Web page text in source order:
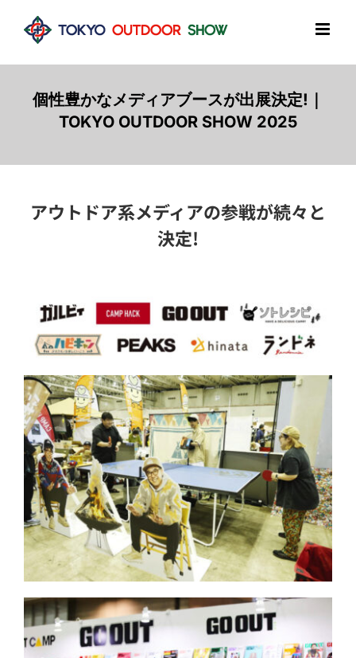
content
個性豊かなメディアブースが出展決定!｜
TOKYO OUTDOOR SHOW 2025
アウトドア系メディアの参戦が続々と
決定!